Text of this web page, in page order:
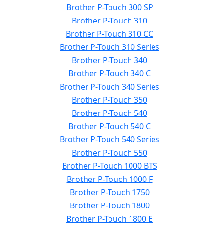
Brother P-Touch 300 SP
Brother P-Touch 310
Brother P-Touch 310 CC
Brother P-Touch 310 Series
Brother P-Touch 340
Brother P-Touch 340 C
Brother P-Touch 340 Series
Brother P-Touch 350
Brother P-Touch 540
Brother P-Touch 540 C
Brother P-Touch 540 Series
Brother P-Touch 550
Brother P-Touch 1000 BTS
Brother P-Touch 1000 F
Brother P-Touch 1750
Brother P-Touch 1800
Brother P-Touch 1800 E